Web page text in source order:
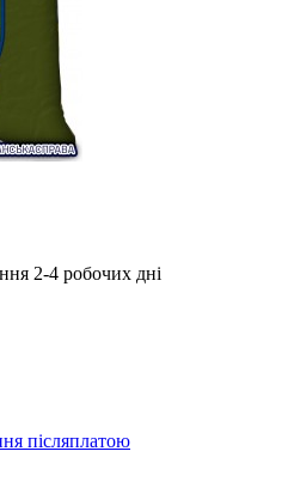
2-4 робочих дні
післяплатою